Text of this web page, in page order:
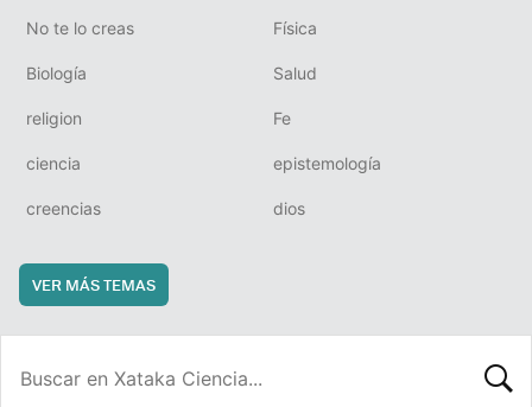
No te lo creas Física
Biología Salud
religion Fe
ciencia epistemología
creencias dios
VER MÁS TEMAS